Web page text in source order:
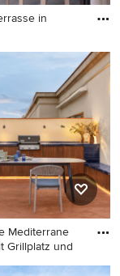
in
in
Mediterrane
Grillplatz und
Mediterrane